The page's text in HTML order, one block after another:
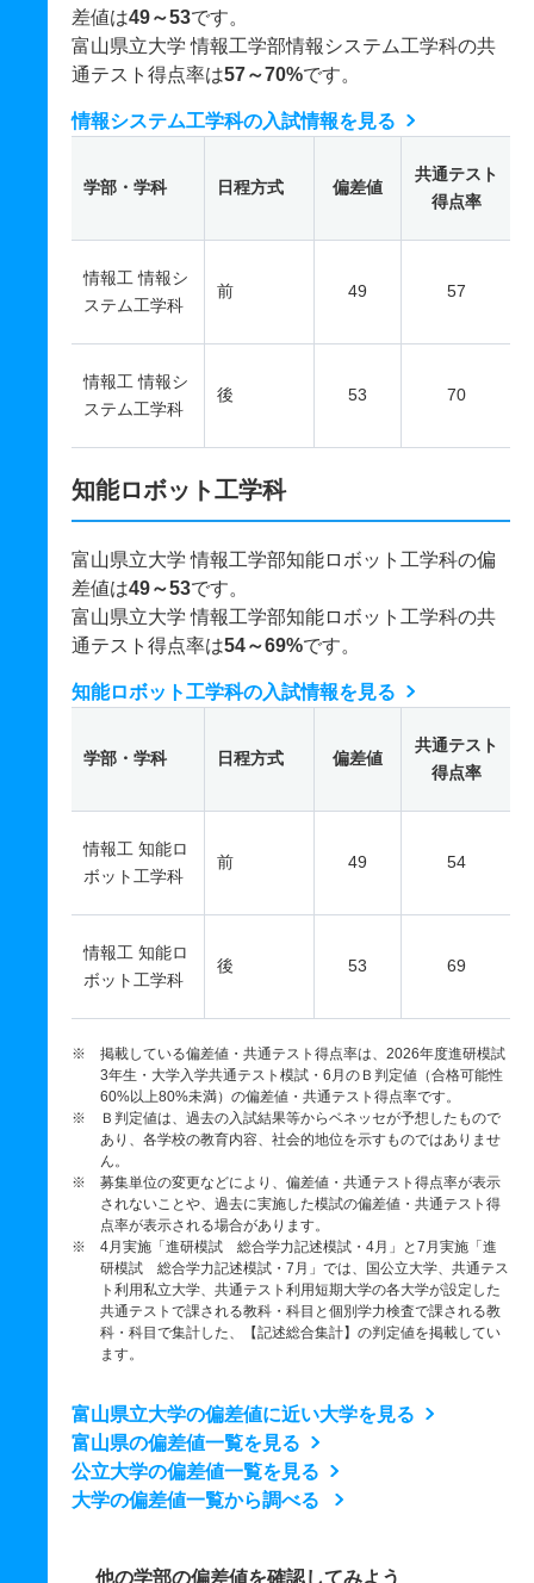
差値は49～53です。
富山県立大学 情報工学部情報システム工学科の共
通テスト得点率は57～70%です。
情報システム工学科の入試情報を見る
学部・学科 日程方式 偏差値
共通テスト
得点率
情報工 情報シ
ステム工学科
前 49 57
情報工 情報シ
ステム工学科
後 53 70
知能ロボット工学科
富山県立大学 情報工学部知能ロボット工学科の偏
差値は49～53です。
富山県立大学 情報工学部知能ロボット工学科の共
通テスト得点率は54～69%です。
知能ロボット工学科の入試情報を見る
学部・学科 日程方式 偏差値
共通テスト
得点率
情報工 知能ロ
ボット工学科
前 49 54
情報工 知能ロ
ボット工学科
後 53 69
※ 掲載している偏差値・共通テスト得点率は、2026年度進研模試
3年生・大学入学共通テスト模試・6月のＢ判定値（合格可能性
60%以上80%未満）の偏差値・共通テスト得点率です。
※ Ｂ判定値は、過去の入試結果等からベネッセが予想したもので
あり、各学校の教育内容、社会的地位を示すものではありませ
ん。
※ 募集単位の変更などにより、偏差値・共通テスト得点率が表示
されないことや、過去に実施した模試の偏差値・共通テスト得
点率が表示される場合があります。
※ 4月実施「進研模試 総合学力記述模試・4月」と7月実施「進
研模試 総合学力記述模試・7月」では、国公立大学、共通テス
ト利用私立大学、共通テスト利用短期大学の各大学が設定した
共通テストで課される教科・科目と個別学力検査で課される教
科・科目で集計した、【記述総合集計】の判定値を掲載してい
ます。
富山県立大学の偏差値に近い大学を見る
富山県の偏差値一覧を見る
公立大学の偏差値一覧を見る
大学の偏差値一覧から調べる
他の学部の偏差値を確認してみよう